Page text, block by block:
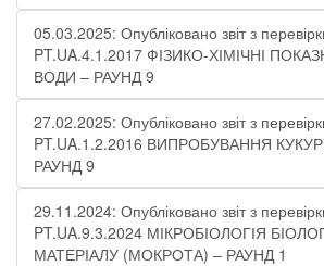
05.03.2025: Опубліковано звіт з
PT.UA.4.1.2017 ФІЗИКО-ХІМІЧНІ
ВОДИ – РАУНД 9
27.02.2025: Опубліковано звіт з
PT.UA.1.2.2016 ВИПРОБУВАННЯ
РАУНД 9
29.11.2024: Опубліковано звіт з
PT.UA.9.3.2024 МІКРОБІОЛОГІЯ
МАТЕРІАЛУ (МОКРОТА) – РАУНД 1